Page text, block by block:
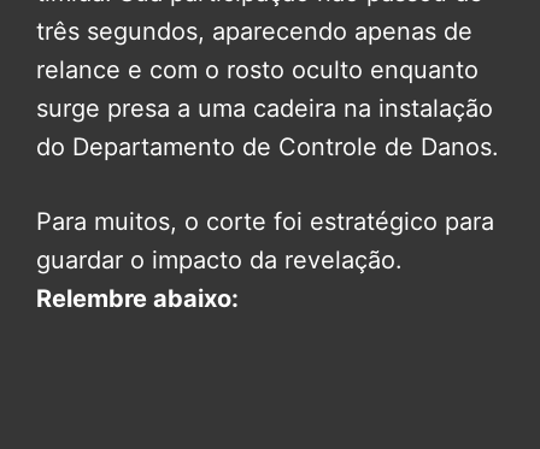
três segundos, aparecendo apenas de
relance e com o rosto oculto enquanto
surge presa a uma cadeira na instalação
do Departamento de Controle de Danos.
Para muitos, o corte foi estratégico para
guardar o impacto da revelação.
Relembre abaixo: